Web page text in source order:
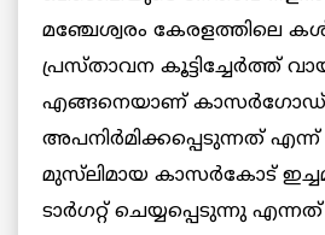
മഞ്ചേശ്വരം കേരളത്തിലെ
പ്രസ്‌താവന കൂട്ടിച്ചേർത്ത്
എങ്ങനെയാണ് കാസർഗോഡ്
അപനിർമിക്കപ്പെടുന്നത്
മുസ്‌ലിമായ കാസര്‍കോട്
ടാർഗറ്റ് ചെയ്യപ്പെടുന്നു